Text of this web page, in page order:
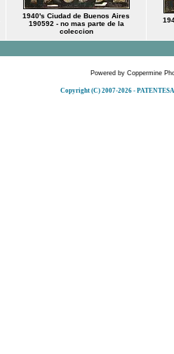
1940's Ciudad de Buenos Aires
190592 - no mas parte de la
coleccion
Powered by Coppermine
Copyright (C) 2007-2026 -